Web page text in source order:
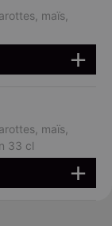
maïs,
maïs,
33 cl